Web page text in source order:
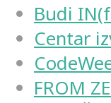
Budi
Centar
FROM